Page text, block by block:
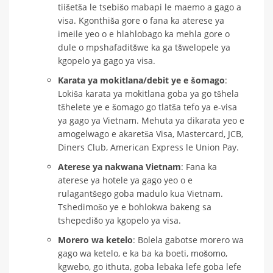
tiišetša le tsebišo mabapi le maemo a gago a
visa. Kgonthiša gore o fana ka aterese ya
imeile yeo o e hlahlobago ka mehla gore o
dule o mpshafaditšwe ka ga tšwelopele ya
kgopelo ya gago ya visa.
Karata ya mokitlana/debit ye ​​e šomago:
Lokiša karata ya mokitlana goba ya go tšhela
tšhelete ye e šomago go tlatša tefo ya e-visa
ya gago ya Vietnam. Mehuta ya dikarata yeo e
amogelwago e akaretša Visa, Mastercard, JCB,
Diners Club, American Express le Union Pay.
Aterese ya nakwana Vietnam: Fana ka
aterese ya hotele ya gago yeo o e
rulagantšego goba madulo kua Vietnam.
Tshedimošo ye e bohlokwa bakeng sa
tshepedišo ya kgopelo ya visa.
Morero wa ketelo: Bolela gabotse morero wa
gago wa ketelo, e ka ba ka boeti, mošomo,
kgwebo, go ithuta, goba lebaka lefe goba lefe